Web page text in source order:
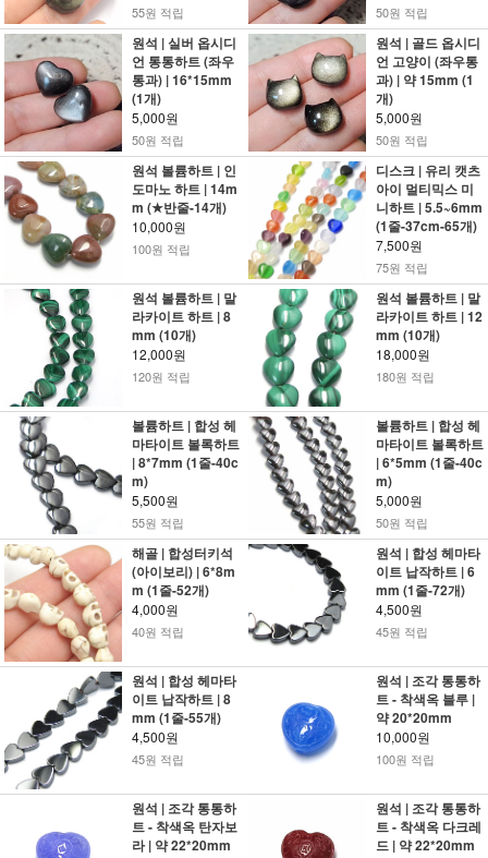
55원 적립 50원 적립
원석 | 실버 옵시디
언 통통하트 (좌우
통과) | 16*15mm
(1개)
5,000원
50원 적립
원석 | 골드 옵시디
언 고양이 (좌우통
과) | 약 15mm (1
개)
5,000원
50원 적립
원석 볼륨하트 | 인
도마노 하트 | 14m
m (★반줄-14개)
10,000원
100원 적립
디스크 | 유리 캣츠
아이 멀티믹스 미
니하트 | 5.5~6mm
(1줄-37cm-65개)
7,500원
75원 적립
원석 볼륨하트 | 말
라카이트 하트 | 8
mm (10개)
12,000원
120원 적립
원석 볼륨하트 | 말
라카이트 하트 | 12
mm (10개)
18,000원
180원 적립
볼륨하트 | 합성 헤
마타이트 볼록하트
| 8*7mm (1줄-40c
m)
5,500원
55원 적립
볼륨하트 | 합성 헤
마타이트 볼록하트
| 6*5mm (1줄-40c
m)
5,000원
50원 적립
해골 | 합성터키석
(아이보리) | 6*8m
m (1줄-52개)
4,000원
40원 적립
원석 | 합성 헤마타
이트 납작하트 | 6
mm (1줄-72개)
4,500원
45원 적립
원석 | 합성 헤마타
이트 납작하트 | 8
mm (1줄-55개)
4,500원
45원 적립
원석 | 조각 통통하
트 - 착색옥 블루 |
약 20*20mm
10,000원
100원 적립
원석 | 조각 통통하
트 - 착색옥 탄자보
라 | 약 22*20mm
원석 | 조각 통통하
트 - 착색옥 다크레
드 | 약 22*20mm